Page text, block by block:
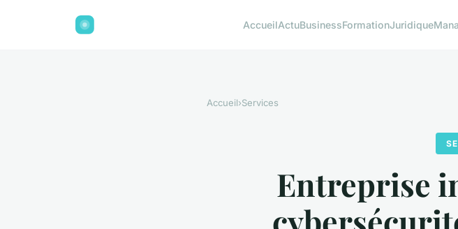
AccueilActuBusinessFormationJuridique
Accueil›Services
Entreprise